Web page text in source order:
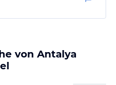
von Antalya